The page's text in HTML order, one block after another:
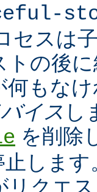
セスは
トの後
何もな
イス し
を削除
しま
リクエ